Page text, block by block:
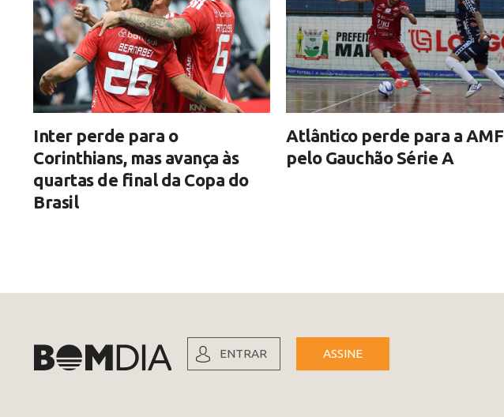
Inter perde para o
Corinthians, mas avança às
quartas de final da Copa do
Brasil
Atlântico perde para a AMF
pelo Gauchão Série A
ENTRAR ASSINE